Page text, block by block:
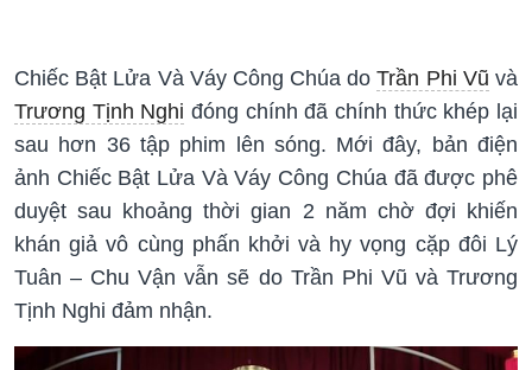
Chiếc Bật Lửa Và Váy Công Chúa doTrần Phi Vũ và
Trương Tịnh Nghi đóng chính đã chính thức khép lại
sau hơn 36 tập phim lên sóng. Mới đây, bản điện
ảnh Chiếc Bật Lửa Và Váy Công Chúa đã được phê
duyệt sau khoảng thời gian 2 năm chờ đợi khiến
khán giả vô cùng phấn khởi và hy vọng cặp đôi Lý
Tuân – Chu Vận vẫn sẽ do Trần Phi Vũ và Trương
Tịnh Nghi đảm nhận.